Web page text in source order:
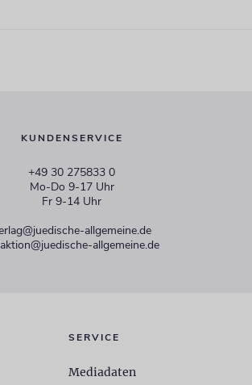
KUNDENSERVICE
+49 30 275833 0
Mo-Do 9-17 Uhr
Fr 9-14 Uhr
allgemeine.de
allgemeine.de
SERVICE
Mediadaten